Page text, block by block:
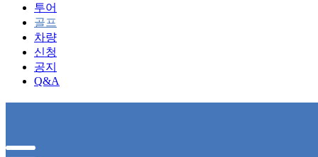
투어
골프
차량
신청
공지
Q&A